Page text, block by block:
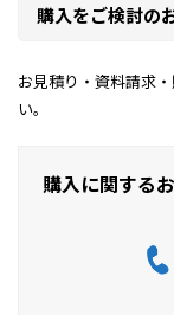
購入をご検討の
お見積り・資料請求
い。
購入に関する